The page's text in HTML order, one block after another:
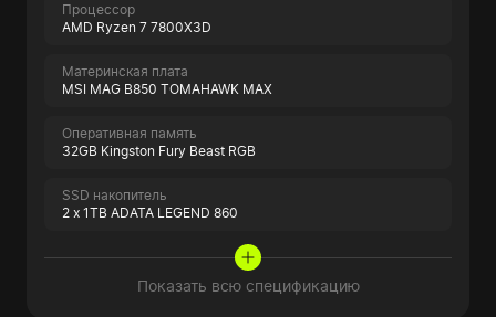
Процессор
AMD Ryzen 7 7800X3D
Материнская плата
MSI MAG B850 TOMAHAWK MAX
Оперативная память
32GB Kingston Fury Beast RGB
SSD накопитель
2 x 1TB ADATA LEGEND 860
Показать всю спецификацию